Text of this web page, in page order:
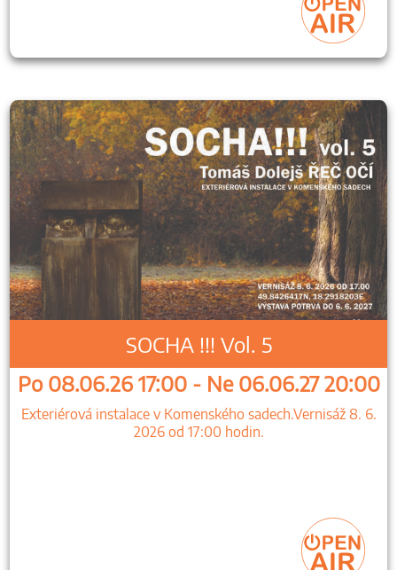
SOCHA !!! Vol. 5
Po 08.06.26 17:00 - Ne 06.06.27 20:00
Exteriérová instalace v Komenského sadech.Vernisáž 8. 6.
2026 od 17:00 hodin.